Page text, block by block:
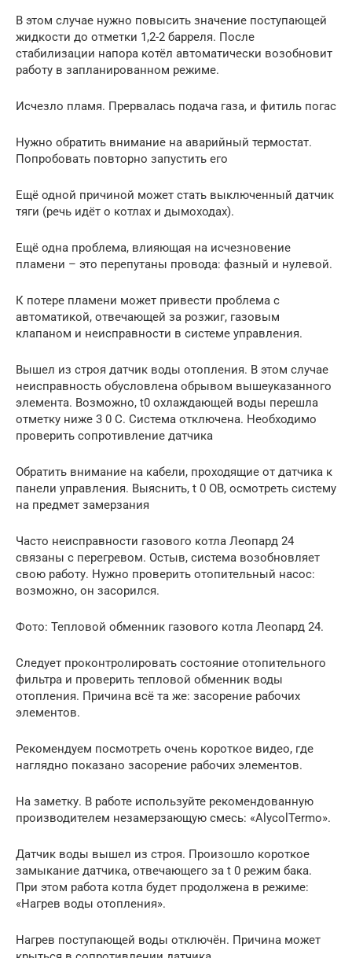
В этом случае нужно повысить значение поступающей
жидкости до отметки 1,2-2 барреля. После
стабилизации напора котёл автоматически возобновит
работу в запланированном режиме.
Исчезло пламя. Прервалась подача газа, и фитиль погас
Нужно обратить внимание на аварийный термостат.
Попробовать повторно запустить его
Ещё одной причиной может стать выключенный датчик
тяги (речь идёт о котлах и дымоходах).
Ещё одна проблема, влияющая на исчезновение
пламени – это перепутаны провода: фазный и нулевой.
К потере пламени может привести проблема с
автоматикой, отвечающей за розжиг, газовым
клапаном и неисправности в системе управления.
Вышел из строя датчик воды отопления. В этом случае
неисправность обусловлена обрывом вышеуказанного
элемента. Возможно, t0 охлаждающей воды перешла
отметку ниже 3 0 С. Система отключена. Необходимо
проверить сопротивление датчика
Обратить внимание на кабели, проходящие от датчика к
панели управления. Выяснить, t 0 ОВ, осмотреть систему
на предмет замерзания
Часто неисправности газового котла Леопард 24
связаны с перегревом. Остыв, система возобновляет
свою работу. Нужно проверить отопительный насос:
возможно, он засорился.
Фото: Тепловой обменник газового котла Леопард 24.
Следует проконтролировать состояние отопительного
фильтра и проверить тепловой обменник воды
отопления. Причина всё та же: засорение рабочих
элементов.
Рекомендуем посмотреть очень короткое видео, где
наглядно показано засорение рабочих элементов.
На заметку. В работе используйте рекомендованную
производителем незамерзающую смесь: «AlycolTermo».
Датчик воды вышел из строя. Произошло короткое
замыкание датчика, отвечающего за t 0 режим бака.
При этом работа котла будет продолжена в режиме:
«Нагрев воды отопления».
Нагрев поступающей воды отключён. Причина может